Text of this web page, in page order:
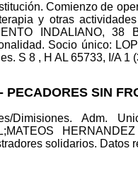
Comienzo de
y otras
INDALIANO,
Socio único:
S 8 , H AL 65733, I/A 1
PECADORES SIN
Dimisiones. Adm.
solidarios. Datos